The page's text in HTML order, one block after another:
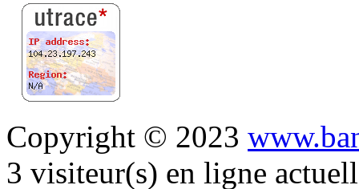
Copyright © 2023
3 visiteur(s) en ligne